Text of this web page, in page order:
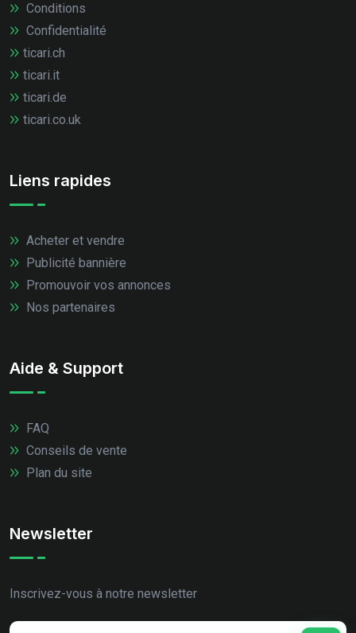
Conditions
Confidentialité
ticari.ch
ticari.it
ticari.de
ticari.co.uk
Liens rapides
Acheter et vendre
Publicité bannière
Promouvoir vos annonces
Nos partenaires
Aide & Support
FAQ
Conseils de vente
Plan du site
Newsletter
Inscrivez-vous à notre newsletter